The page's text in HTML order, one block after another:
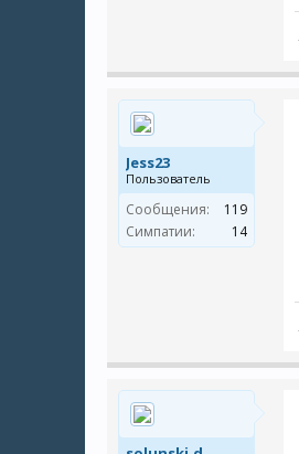
Jess23
Пользователь
Сообщения:
119
Симпатии:
14